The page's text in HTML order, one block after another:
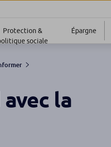
Protection &
sociale
Épargne
la